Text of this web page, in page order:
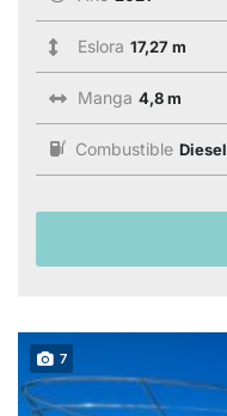
Eslora 17,27 m
Manga 4,8 m
Combustible Diesel
7